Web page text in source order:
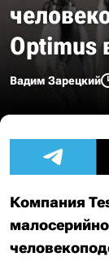
Optimus
Вадим Зарецкий
Компания